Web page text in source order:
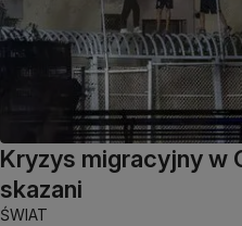
Kryzys migracyjny w
skazani
ŚWIAT